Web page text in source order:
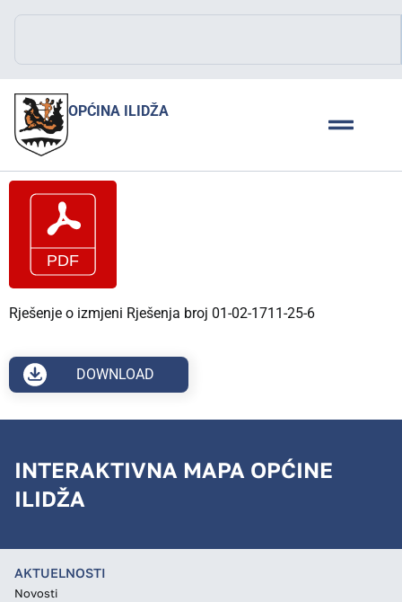
OPĆINA ILIDŽA
Rješenje o izmjeni Rješenja broj 01-02-1711-25-6
DOWNLOAD
INTERAKTIVNA MAPA OPĆINE
ILIDŽA
AKTUELNOSTI
Novosti